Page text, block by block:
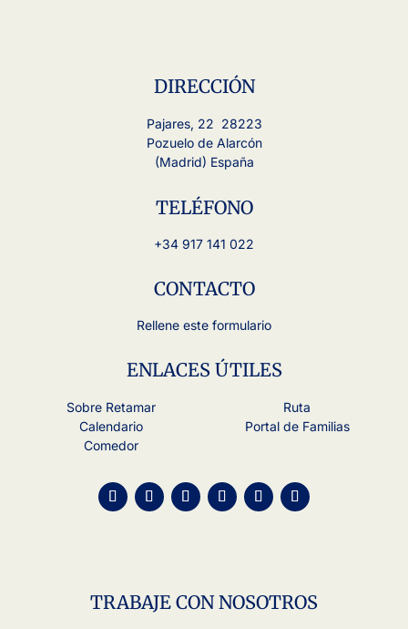
DIRECCIÓN
Pajares, 22 28223
Pozuelo de Alarcón
(Madrid) España
TELÉFONO
+34 917 141 022
CONTACTO
Rellene este formulario
ENLACES ÚTILES
Sobre Retamar
Calendario
Comedor
Ruta
Portal de Familias
TRABAJE CON NOSOTROS